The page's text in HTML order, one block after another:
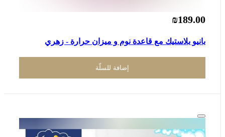
₪189.00
بانيو بلاستيك مع قاعدة نوم و ميزان حرارة - زهري
إضافة للسلّة